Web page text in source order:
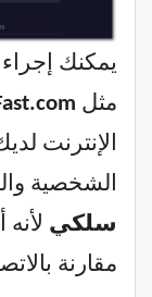
يمكنك
مثل
الإنترنت
الشخصية
سلكي
مقارنة